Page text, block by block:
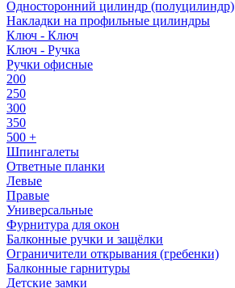
Односторонний цилиндр (полуцилиндр)
Накладки на профильные цилиндры
Ключ - Ключ
Ключ - Ручка
Ручки офисные
200
250
300
350
500 +
Шпингалеты
Ответные планки
Левые
Правые
Универсальные
Фурнитура для окон
Балконные ручки и защёлки
Ограничители открывания (гребенки)
Балконные гарнитуры
Детские замки